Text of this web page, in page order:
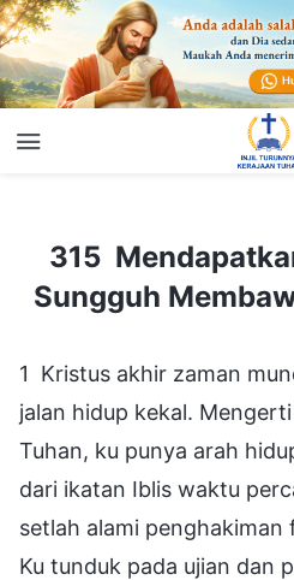
315
Sungguh
1 Kristus akhir zaman
jalan hidup kekal.
Tuhan, ku punya arah
dari ikatan Iblis waktu
setlah alami penghakiman
Ku tunduk pada ujian dan